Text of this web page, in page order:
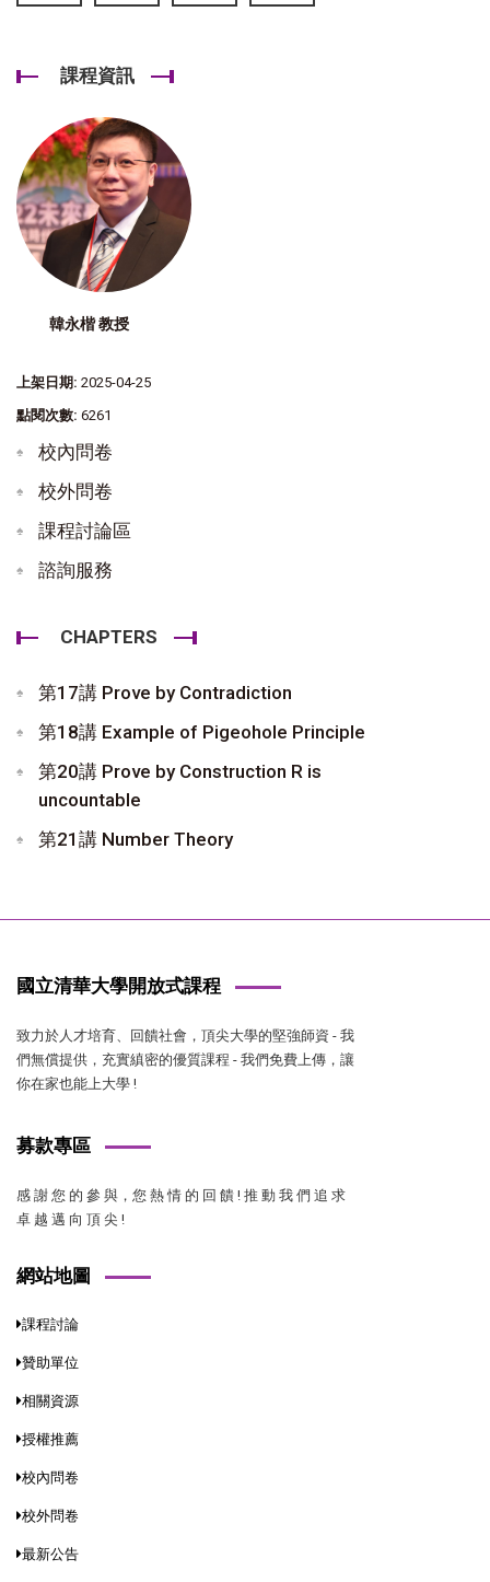
課程資訊
韓永楷 教授
上架日期: 2025-04-25
點閱次數: 6261
校內問卷
校外問卷
課程討論區
諮詢服務
CHAPTERS
第17講 Prove by Contradiction
第18講 Example of Pigeohole Principle
第20講 Prove by Construction R is
uncountable
第21講 Number Theory
國立清華大學開放式課程
致力於人才培育、回饋社會，頂尖大學的堅強師資 - 我
們無償提供，充實縝密的優質課程 - 我們免費上傳，讓
你在家也能上大學 !
募款專區
感 謝 您 的 參 與，您 熱 情 的 回 饋 ! 推 動 我 們 追 求
卓 越 邁 向 頂 尖 !
網站地圖
課程討論
贊助單位
相關資源
授權推薦
校內問卷
校外問卷
最新公告